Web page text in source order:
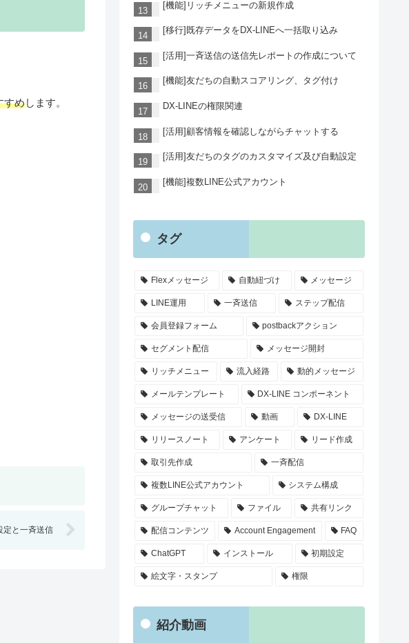
すめします。
定と一斉送信
[機能]リッチメニューの新規作成
[移行]既存データをDX-LINEへ一括取り込み
[活用]一斉送信の送信先レポートの作成について
[機能]友だちの自動スコアリング、タグ付け
DX-LINEの権限関連
[活用]顧客情報を確認しながらチャットする
[活用]友だちのタグのカスタマイズ及び自動設定
[機能]複数LINE公式アカウント
タグ
Flexメッセージ 自動紐づけ メッセージ
LINE運用 一斉送信 ステップ配信
会員登録フォーム postbackアクション
セグメント配信 メッセージ開封
リッチメニュー 流入経路 動的メッセージ
メールテンプレート DX-LINE コンポーネント
メッセージの送受信 動画 DX-LINE
リリースノート アンケート リード作成
取引先作成 一斉配信
複数LINE公式アカウント システム構成
グループチャット ファイル 共有リンク
配信コンテンツ Account Engagement FAQ
ChatGPT インストール 初期設定
絵文字・スタンプ 権限
紹介動画